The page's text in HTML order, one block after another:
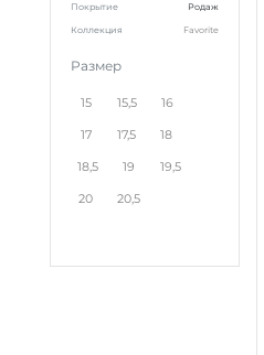
Покрытие Родаж
Коллекция Favorite
Размер
15 15,5 16
17 17,5 18
18,5 19 19,5
20 20,5